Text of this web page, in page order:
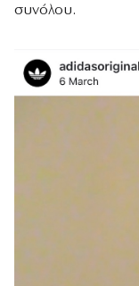
συνόλου.